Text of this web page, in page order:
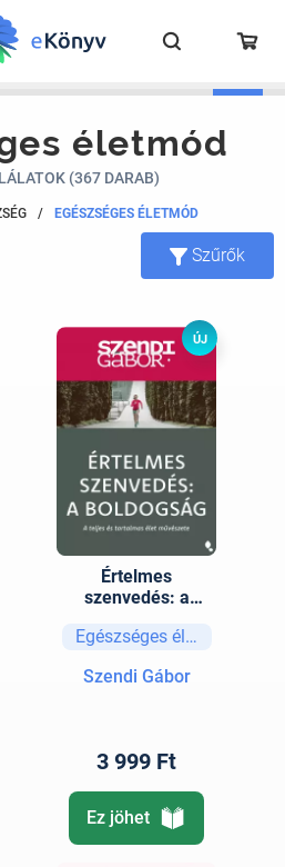
életmód
(367 DARAB)
/ EGÉSZSÉGES ÉLETMÓD
Szűrők
ÚJ
Értelmes
szenvedés: a
kiadás
Egészséges életmód
Szendi Gábor
3 999 Ft
Ez jöhet